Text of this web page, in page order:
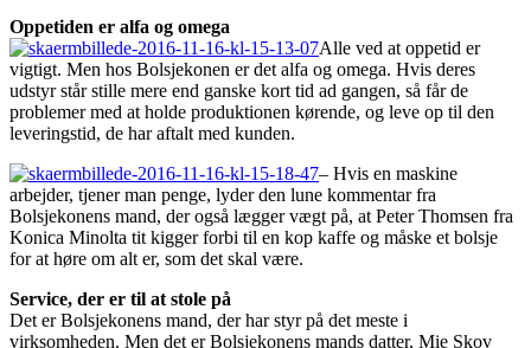
Oppetiden er alfa og omega
Alle ved at oppetid er
vigtigt. Men hos Bolsjekonen er det alfa og omega. Hvis deres
udstyr står stille mere end ganske kort tid ad gangen, så får de
problemer med at holde produktionen kørende, og leve op til den
leveringstid, de har aftalt med kunden.
– Hvis en maskine
arbejder, tjener man penge, lyder den lune kommentar fra
Bolsjekonens mand, der også lægger vægt på, at Peter Thomsen fra
Konica Minolta tit kigger forbi til en kop kaffe og måske et bolsje
for at høre om alt er, som det skal være.
Service, der er til at stole på
Det er Bolsjekonens mand, der har styr på det meste i
virksomheden. Men det er Bolsjekonens mands datter, Mie Skov